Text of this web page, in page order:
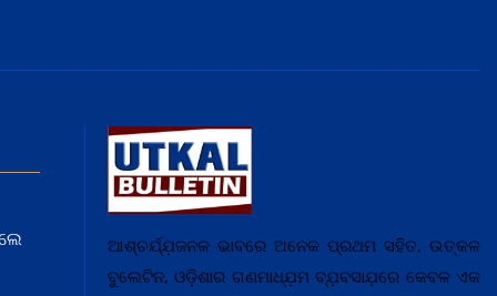
ଆଶ୍ଚର୍ଯ୍ଯ଼ଜନକ ଭାବରେ ଅନେକ ପ୍ରଥମ ସହିତ, ଉତ୍କଳ
ବୁଲେଟିନ, ଓଡ଼ିଶାର ଗଣମାଧ୍ଯ଼ମ ବ୍ଯ଼ବସାଯ଼ରେ କେବଳ ଏକ